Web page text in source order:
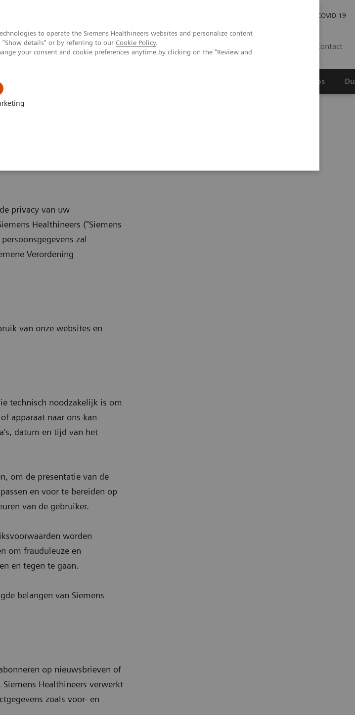
to operate the Siemens Healthineers websites and personalize content
"Show details" or by referring to our Cookie Policy.
your consent and cookie preferences anytime by clicking on the "Review and
COVID-19
Contact
Wetenschappelijke partnerships
privacy van uw
Healthineers ("Siemens
zal
Verordening
van onze websites en
technisch noodzakelijk is om
apparaat naar ons kan
datum en tijd van het
om de presentatie van de
en voor te bereiden op
van de gebruiker.
worden
om frauduleuze en
en tegen te gaan.
belangen van Siemens
op nieuwsbrieven of
Healthineers verwerkt
zoals voor- en